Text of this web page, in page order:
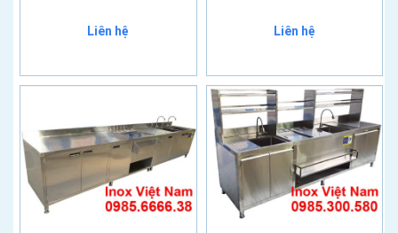
Liên hệ Liên hệ